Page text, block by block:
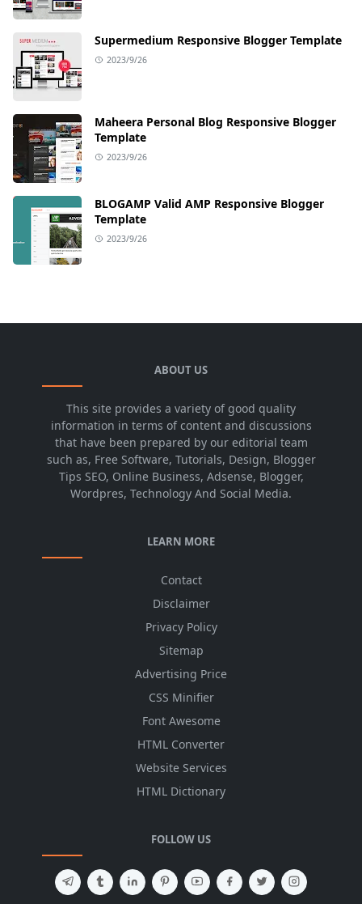
Supermedium Responsive Blogger Template
2023/9/26
Maheera Personal Blog Responsive Blogger
Template
2023/9/26
BLOGAMP Valid AMP Responsive Blogger
Template
2023/9/26
ABOUT US
This site provides a variety of good quality
information in terms of content and discussions
that have been prepared by our editorial team
such as, Free Software, Tutorials, Design, Blogger
Tips SEO, Online Business, Adsense, Blogger,
Wordpres, Technology And Social Media.
LEARN MORE
Contact
Disclaimer
Privacy Policy
Sitemap
Advertising Price
CSS Minifier
Font Awesome
HTML Converter
Website Services
HTML Dictionary
FOLLOW US